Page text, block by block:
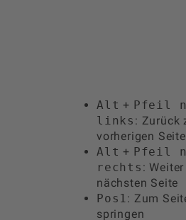
Alt + Pfeil
links : Zurück
vorherigen Seite
Alt + Pfeil
rechts :
nächsten Seite
Pos1: Zum
springen